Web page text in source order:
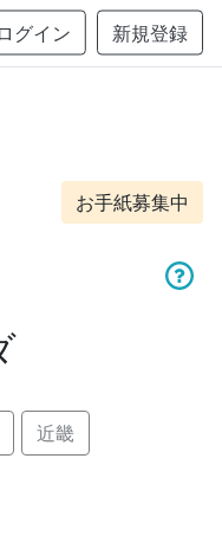
ログイン 新規登録
お手紙募集中
近畿